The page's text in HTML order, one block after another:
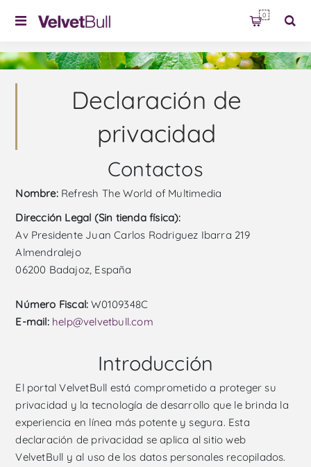
0
Declaración de
privacidad
Contactos
Nombre:Refresh The World of Multimedia
Dirección Legal (Sin tienda física):
Av Presidente Juan Carlos Rodriguez Ibarra 219
Almendralejo
06200 Badajoz, España
Número Fiscal: W0109348C
E-mail: help@velvetbull.com
Introducción
El portal VelvetBull está comprometido a proteger su
privacidad y la tecnología de desarrollo que le brinda la
experiencia en línea más potente y segura. Esta
declaración de privacidad se aplica al sitio web
VelvetBull y al uso de los datos personales recopilados.